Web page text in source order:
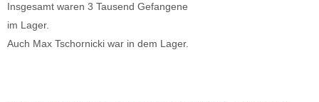
Insgesamt waren 3 Tausend Gefangene
im Lager.
Auch Max Tschornicki war in dem Lager.